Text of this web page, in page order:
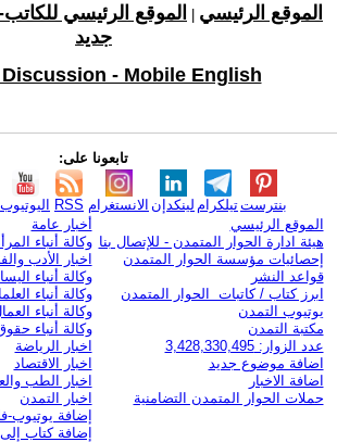
الموقع الرئيسي الموقع الرئيسي
جديد
- Mobile English
تابعونا على:
اليوتيوب RSS الانستغرام لينكدإن تيلكرامبنترست
الموقع الرئيسي
هيئة ادارة الحوار المتمدن - للإتصال بنا
إحصائيات مؤسسة الحوار المتمدن
قواعد النشر
ابرز كتاب / كاتبات الحوار المتمدن
يوتيوب التمدن
مكتبة التمدن
عدد الزوار: 3,428,330,495
اضافة موضوع جديد
اضافة الاخبار
حملات الحوار المتمدن التضامنية
أخبار عامة
وكالة أنباء
اخبار الأدب
وكالة أنباء
وكالة أنباء
وكالة أنباء
وكالة أنباء
اخبار الرياضة
اخبار الاقتصاد
اخبار الطب
اخبار التمدن
إضافة يوتيوب-
إضافة كتاب